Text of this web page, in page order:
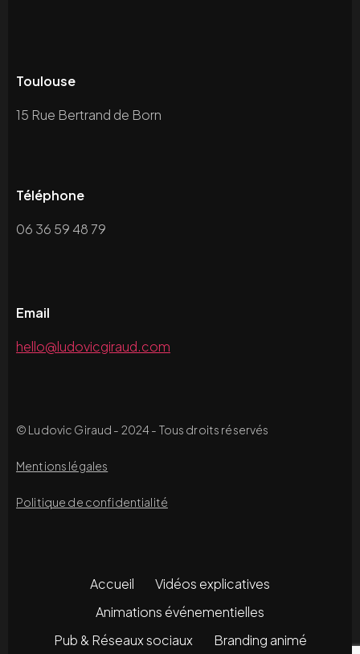
Toulouse
15 Rue Bertrand de Born
Téléphone
06 36 59 48 79
Email
hello@ludovicgiraud.com
© Ludovic Giraud - 2024 - Tous droits réservés
Mentions légales
Politique de confidentialité
Accueil
Vidéos explicatives
Animations événementielles
Pub & Réseaux sociaux
Branding animé